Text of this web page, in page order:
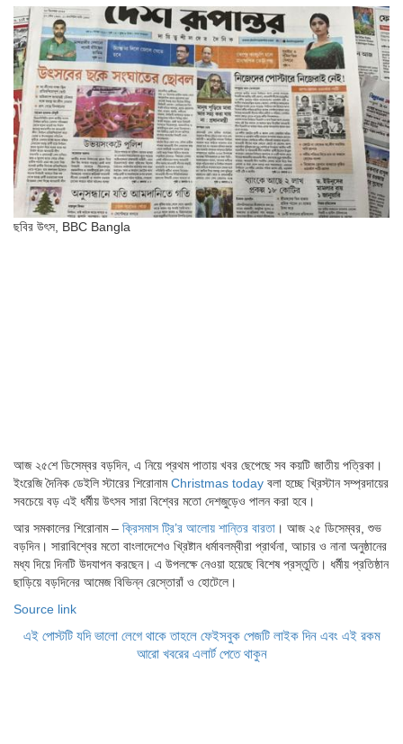
ছবির উৎস, BBC Bangla
আজ ২৫শে ডিসেম্বর বড়দিন, এ নিয়ে প্রথম পাতায় খবর ছেপেছে সব কয়টি জাতীয় পত্রিকা।
ইংরেজি দৈনিক ডেইলি স্টারের শিরোনামChristmas today বলা হচ্ছে খ্রিস্টান সম্প্রদায়ের
সবচেয়ে বড় এই ধর্মীয় উৎসব সারা বিশ্বের মতো দেশজুড়েও পালন করা হবে।
আর সমকালের শিরোনাম – ক্রিসমাস ট্রি’র আলোয় শান্তির বারতা । আজ ২৫ ডিসেম্বর, শুভ
বড়দিন। সারাবিশ্বের মতো বাংলাদেশেও খ্রিষ্টান ধর্মাবলম্বীরা প্রার্থনা, আচার ও নানা অনুষ্ঠানের
মধ্য দিয়ে দিনটি উদযাপন করছেন। এ উপলক্ষে নেওয়া হয়েছে বিশেষ প্রস্তুতি। ধর্মীয় প্রতিষ্ঠান
ছাড়িয়ে বড়দিনের আমেজ বিভিন্ন রেস্তোরাঁ ও হোটেলে।
Source link
এই পোস্টটি যদি ভালো লেগে থাকে তাহলে ফেইসবুক পেজটি লাইক দিন এবং এই রকম
আরো খবরের এলার্ট পেতে থাকুন